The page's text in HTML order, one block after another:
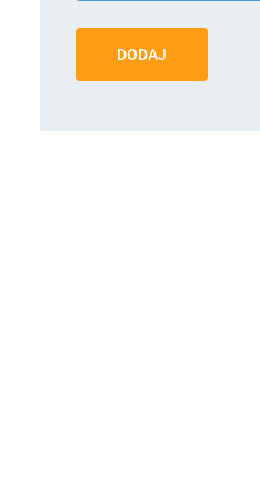
DODAJ